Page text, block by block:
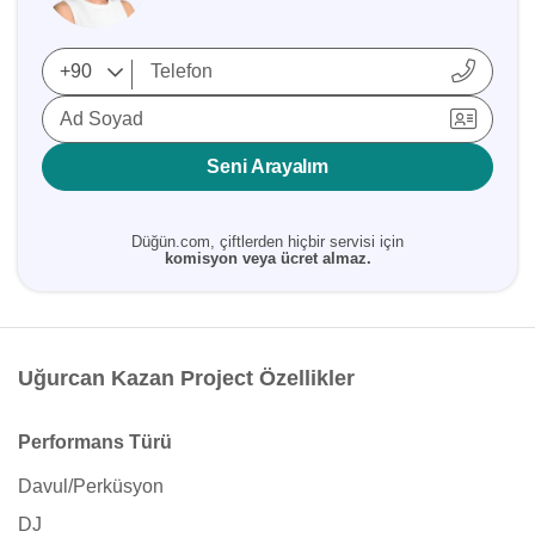
Ad Soyad
Seni Arayalım
Düğün.com, çiftlerden hiçbir servisi için
komisyon veya ücret almaz.
Uğurcan Kazan Project Özellikler
Performans Türü
Davul/Perküsyon
DJ